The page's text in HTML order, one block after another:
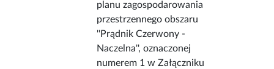
planu zagospodarowania
przestrzennego obszaru
''Prądnik Czerwony -
Naczelna'', oznaczonej
numerem 1 w Załączniku